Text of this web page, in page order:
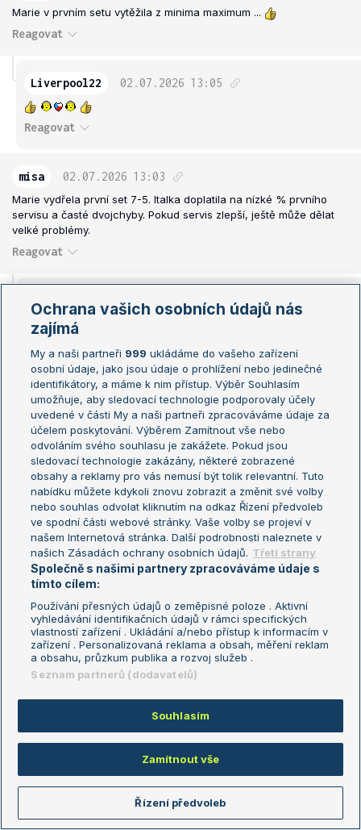
Marie v prvním setu vytěžila z minima maximum ...
Reagovat
Liverpool22 02.07.2026 13:05
Reagovat
misa 02.07.2026 13:03
Marie vydřela první set 7-5. Italka doplatila na nízké % prvního
servisu a časté dvojchyby. Pokud servis zlepší, ještě může dělat
velké problémy.
Reagovat
PTP 02.07.2026 13:05
Ty teda tommrovi bereš všechnu práci
Vlk-v-trave 02.07.2026 13:12
V tomhle pripade jen dobre... Maruska dnes potrebuje
minimalne dvojty tommring:-))
Reagovat
PTP 02.07.2026 13:17
odpíchnutý!
Reagovat
\o/ Maruska \o/
Reagovat
13:01
Konec vzala Maruška na sebe a krásným bekhendem ukončila
Ochrana vašich osobních údajů nás
zajímá
My a naši partneři 999 ukládáme do vašeho zařízení
osobní údaje, jako jsou údaje o prohlížení nebo jedinečné
identifikátory, a máme k nim přístup. Výběr Souhlasím
umožňuje, aby sledovací technologie podporovaly účely
uvedené v části My a naši partneři zpracováváme údaje za
účelem poskytování. Výběrem Zamítnout vše nebo
odvoláním svého souhlasu je zakážete. Pokud jsou
sledovací technologie zakázány, některé zobrazené
obsahy a reklamy pro vás nemusí být tolik relevantní. Tuto
nabídku můžete kdykoli znovu zobrazit a změnit své volby
nebo souhlas odvolat kliknutím na odkaz Řízení předvoleb
ve spodní části webové stránky. Vaše volby se projeví v
našem Internetová stránka. Další podrobnosti naleznete v
našich Zásadách ochrany osobních údajů. Třetí strany
Společně s našimi partnery zpracováváme údaje s
tímto cílem:
Používání přesných údajů o zeměpisné poloze . Aktivní
vyhledávání identifikačních údajů v rámci specifických
vlastností zařízení . Ukládání a/nebo přístup k informacím v
zařízení . Personalizovaná reklama a obsah, měření reklam
a obsahu, průzkum publika a rozvoj služeb .
Seznam partnerů (dodavatelů)
Souhlasím
Zamítnout vše
Řízení předvoleb